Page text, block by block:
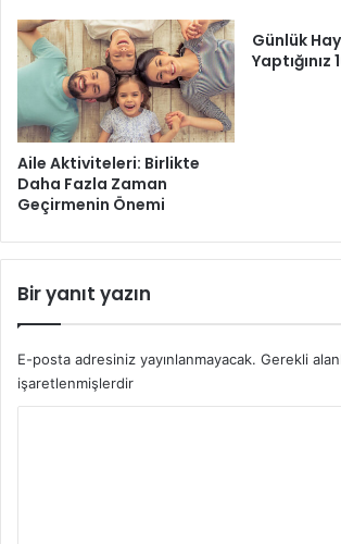
Aile Aktiviteleri: Birlikte
Daha Fazla Zaman
Geçirmenin Önemi
Günlük
Yaptığınız
Bir yanıt yazın
E-posta adresiniz yayınlanmayacak. Gerekli
işaretlenmişlerdir